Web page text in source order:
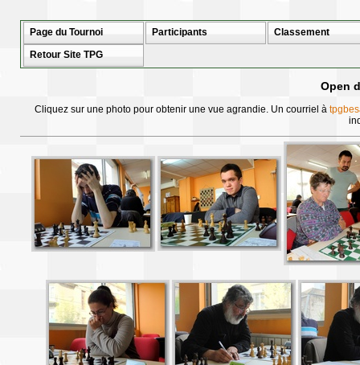
Page du Tournoi Participants
Classement
Retour Site TPG
Open
Cliquez sur une photo pour obtenir une vue agrandie. Un courriel à